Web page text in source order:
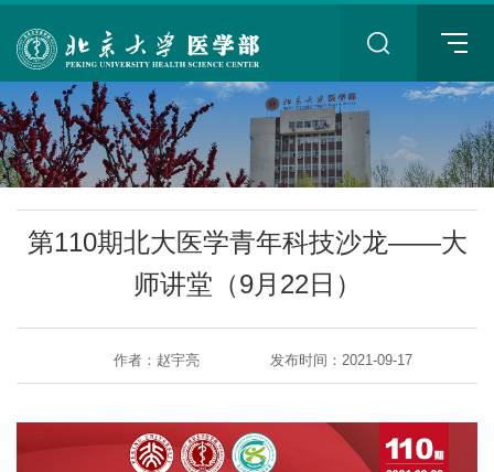
+
+
第110期北大医学青年科技沙龙——大
师讲堂（9月22日）
作者：赵宇亮 发布时间：2021-09-17